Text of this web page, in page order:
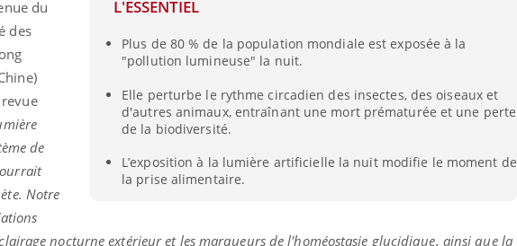
L'ESSENTIEL
Plus de 80 % de la population mondiale est exposée à la
"pollution lumineuse" la nuit.
Elle perturbe le rythme circadien des insectes, des oiseaux et
d'autres animaux, entraînant une mort prématurée et une perte
de la biodiversité.
L’exposition à la lumière artificielle la nuit modifie le moment de
la prise alimentaire.
du
des
de
Notre
nocturne extérieur et les marqueurs de l'homéostasie glucidique, ainsi que la